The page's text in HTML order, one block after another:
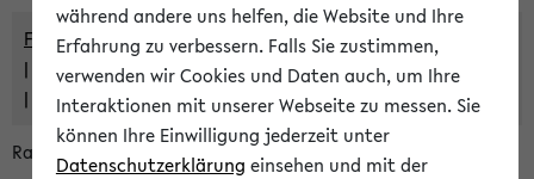
Freie Räume und Veranstaltungsüberschneidungen
Raumüberschneidungen
Hinweise der zentralen Raumvergabe
Raumanfragen:
raumvergabe@uni-bielefeld.de
während andere uns helfen, die Website und Ihre
Erfahrung zu verbessern. Falls Sie zustimmen,
verwenden wir Cookies und Daten auch, um Ihre
Interaktionen mit unserer Webseite zu messen. Sie
können Ihre Einwilligung jederzeit unter
Datenschutzerklärung einsehen und mit der